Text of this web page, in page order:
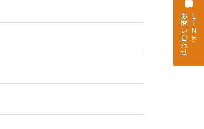
LINEで
お問い合わせ